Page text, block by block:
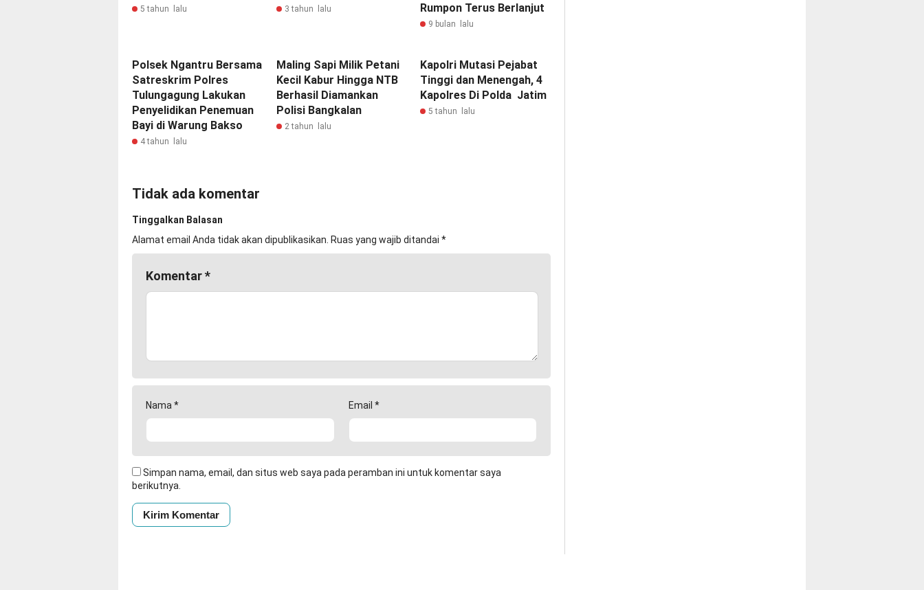
5 tahun lalu 3 tahun lalu
Rumpon Terus Berlanjut
9 bulan lalu
Polsek Ngantru Bersama
Satreskrim Polres
Tulungagung Lakukan
Penyelidikan Penemuan
Bayi di Warung Bakso
4 tahun lalu
Maling Sapi Milik Petani
Kecil Kabur Hingga NTB
Berhasil Diamankan
Polisi Bangkalan
2 tahun lalu
Kapolri Mutasi Pejabat
Tinggi dan Menengah, 4
Kapolres Di Polda Jatim
5 tahun lalu
Tidak ada komentar
Tinggalkan Balasan
Alamat email Anda tidak akan dipublikasikan. Ruas yang wajib ditandai *
Komentar*
Nama * Email *
Simpan nama, email, dan situs web saya pada peramban ini untuk komentar saya
berikutnya.